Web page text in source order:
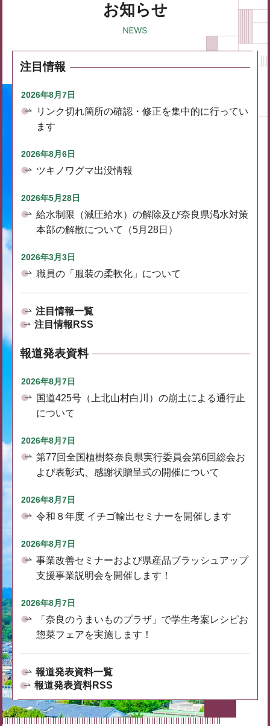
お知らせ
注目情報
2026年8月7日
リンク切れ箇所の確認・修正を集中的に行ってい
ます
2026年8月6日
ツキノワグマ出没情報
2026年5月28日
給水制限（減圧給水）の解除及び奈良県渇水対策
本部の解散について（5月28日）
2026年3月3日
職員の「服装の柔軟化」について
注目情報一覧
注目情報RSS
報道発表資料
2026年8月7日
国道425号（上北山村白川）の崩土による通行止
について
2026年8月7日
第77回全国植樹祭奈良県実行委員会第6回総会お
よび表彰式、感謝状贈呈式の開催について
2026年8月7日
令和８年度 イチゴ輸出セミナーを開催します
2026年8月7日
事業改善セミナーおよび県産品ブラッシュアップ
支援事業説明会を開催します！
2026年8月7日
「奈良のうまいものプラザ」で学生考案レシピお
惣菜フェアを実施します！
報道発表資料一覧
報道発表資料RSS